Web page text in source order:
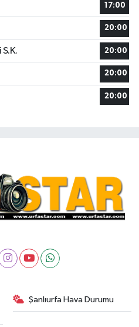
17:00
20:00
20:00
20:00
20:00
Şanlıurfa Hava Durumu